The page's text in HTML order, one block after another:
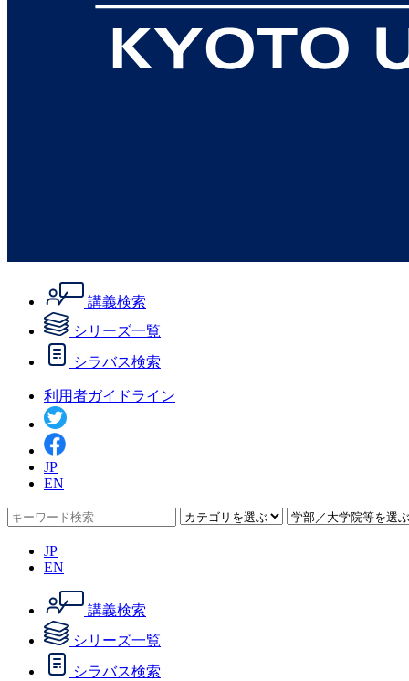
講義検索
シリーズ一覧
シラバス検索
利用者ガイドライン
JP
EN
JP
EN
講義検索
シリーズ一覧
シラバス検索